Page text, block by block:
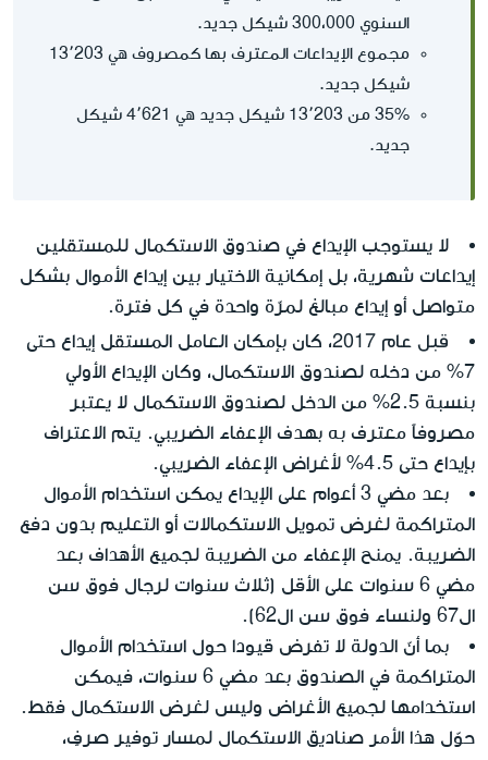
السنوي 300،000 شيكل جديد.
مجموع الإيداعات المعترف بها كمصروف هي 13٬203
شيكل جديد.
35% من 13٬203 شيكل جديد هي 4٬621 شيكل
جديد.
لا يستوجب الإيداع في صندوق الاستكمال للمستقلين
إيداعات شهرية، بل إمكانية الاختيار بين إيداع الأموال بشكل
متواصل أو إيداع مبالغ لمرّة واحدة في كل فترة.
قبل عام 2017
، كان بإمكان العامل المستقل إيداع حتى
7% من دخله لصندوق الاستكمال، وكان الإيداع الأولي
بنسبة 2.5% من الدخل لصندوق الاستكمال لا يعتبر
مصروفاً معترف به بهدف الإعفاء الضريبي. يتم الاعتراف
بإيداع حتى 4.5% لأغراض الإعفاء الضريبي.
بعد مضي 3 أعوام على الإيداع يمكن استخدام الأموال
المتراكمة لغرض تمويل الاستكمالات أو التعليم بدون دفع
الضريبة. يمنح الإعفاء من الضريبة لجميع الأهداف بعد
مضي 6 سنوات على الأقل (ثلاث سنوات لرجال فوق سن
ال67 ولنساء فوق سن ال62).
بما أنّ الدولة لا تفرض قيودا حول استخدام الأموال
المتراكمة في الصندوق بعد مضي 6 سنوات، فيمكن
استخدامها لجميع الأغراض وليس لغرض الاستكمال فقط.
حوّل هذا الأمر صناديق الاستكمال لمسار توفير صرفٍ،